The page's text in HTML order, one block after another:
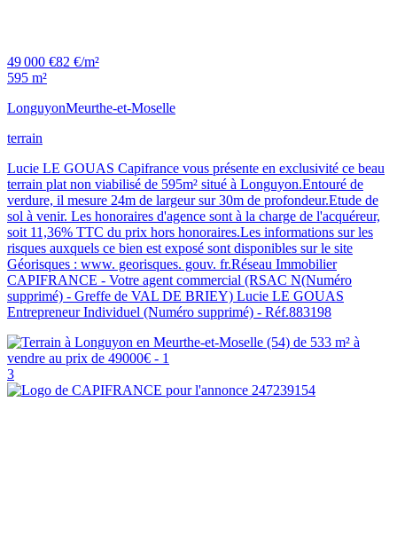
49 000 €82 €/m²
595 m²
LonguyonMeurthe-et-Moselle
terrain
Lucie LE GOUAS Capifrance vous présente en exclusivité ce beau
terrain plat non viabilisé de 595m² situé à Longuyon.Entouré de
verdure, il mesure 24m de largeur sur 30m de profondeur.Etude de
sol à venir. Les honoraires d'agence sont à la charge de l'acquéreur,
soit 11,36% TTC du prix hors honoraires.Les informations sur les
risques auxquels ce bien est exposé sont disponibles sur le site
Géorisques : www. georisques. gouv. fr.Réseau Immobilier
CAPIFRANCE - Votre agent commercial (RSAC N(Numéro
supprimé) - Greffe de VAL DE BRIEY) Lucie LE GOUAS
Entrepreneur Individuel (Numéro supprimé) - Réf.883198
3